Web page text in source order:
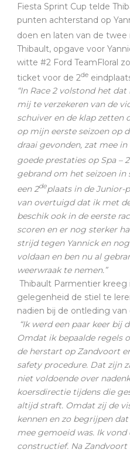
Fiesta Sprint Cup telde
punten achterstand op
doen en laten van de twee
Thibault, opgave voor
witte #2 Ford TeamFloral
ticket voor de 2de
“In Race 2 volstond het
mij te verzekeren van de
schuiver en de klap zetten
op mijn eerste seizoen op
draai gevonden, zat mee
goede prestaties op Spa – 2
gebrand om het seizoen
een 2deplaats in de Junior-
van overtuigd dat ik met
beschik ook in de eerste
scoren en er nog sterker
strijd tegen Yannick en
voldaan en ben nu al
weerwraak te nemen.”
Thibault Parmentier
gelegenheid de stiel te
nadien bij de ontleding
“Ik werd een paar keer bij
Omdat ik bepaalde regels
de herstart op Zandvoort
safety procedure. Dat zijn
niet voldoende over
koersdirectie tijdens die
altijd straft. Omdat zij de
kennen en zo begrijpen
mee gemoeid was. Ik
constructief. Na Zandvoort